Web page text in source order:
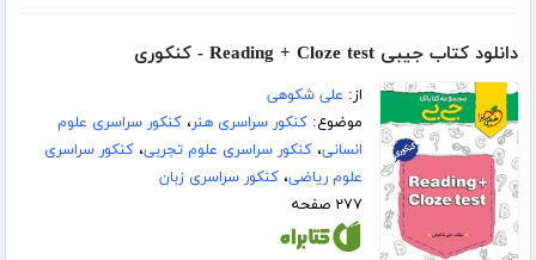
دانلود کتاب جیبی Reading + Cloze test - کنکوری
از: علی شکوهی
موضوع:کنکور سراسری هنر،کنکور سراسری علوم
انسانی،کنکور سراسری علوم تجربی،کنکور سراسری
علوم ریاضی،کنکور سراسری زبان
۲۷۷ صفحه